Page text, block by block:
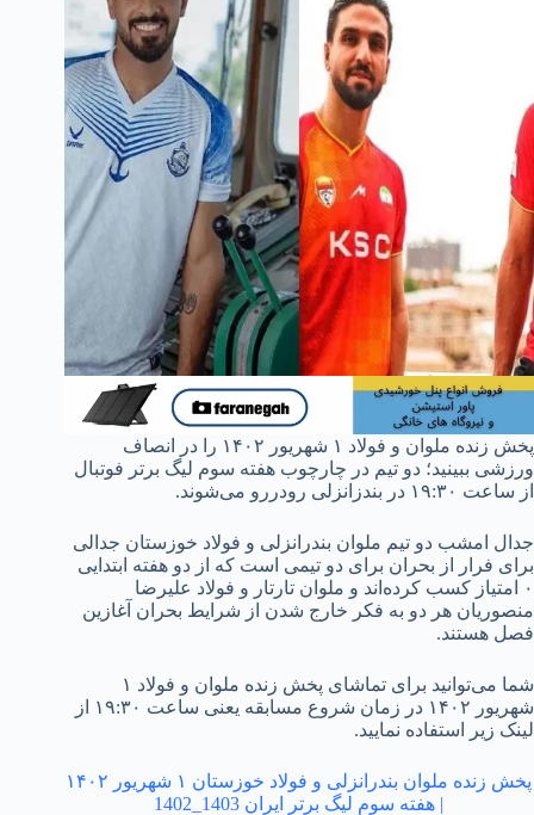
پخش زنده ملوان و فولاد ۱ شهریور ۱۴۰۲ را در انصاف
ورزشی ببینید؛ دو تیم در چارچوب هفته سوم لیگ برتر فوتبال
از ساعت ۱۹:۳۰ در بندزانزلی رودررو می‌شوند.
جدال امشب دو تیم ملوان بندرانزلی و فولاد خوزستان جدالی
برای فرار از بحران برای دو تیمی است که از دو هفته ابتدایی
۰ امتیاز کسب کرده‌اند و ملوان تارتار و فولاد علیرضا
منصوریان هر دو به فکر خارج شدن از شرایط بحران آغازین
فصل هستند.
شما می‌توانید برای تماشای پخش زنده ملوان و فولاد ۱
شهریور ۱۴۰۲ در زمان شروع مسابقه یعنی ساعت ۱۹:۳۰ از
لینک زیر استفاده نمایید.
پخش زنده ملوان بندرانزلی و فولاد خوزستان ۱ شهریور ۱۴۰۲
| هفته سوم لیگ برتر ایران 1403_1402